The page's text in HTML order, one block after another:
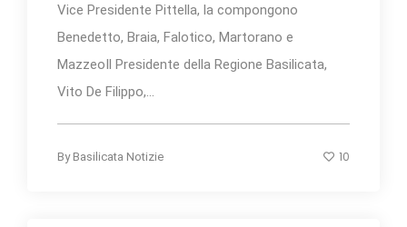
Vice Presidente Pittella, la compongono
Benedetto, Braia, Falotico, Martorano e
MazzeoIl Presidente della Regione Basilicata,
Vito De Filippo,...
By Basilicata Notizie 10